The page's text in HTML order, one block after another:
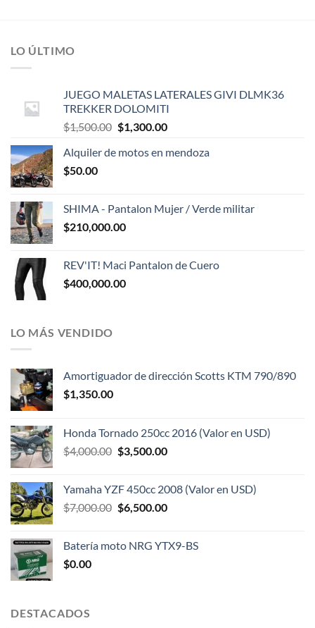
LO ÚLTIMO
JUEGO MALETAS LATERALES GIVI DLMK36
TREKKER DOLOMITI
$1,500.00 El
original
$1,300.00El
actual
Alquiler de motos en mendoza
$50.00
SHIMA - Pantalon Mujer / Verde militar
$210,000.00
REV'IT! Maci Pantalon de Cuero
$400,000.00
LO MÁS VENDIDO
Amortiguador de dirección Scotts KTM 790/890
$1,350.00
Honda Tornado 250cc 2016 (Valor en USD)
$4,000.00 El
era:
$4,000.00.
$3,500.00El
es:
$3,500.00.
Yamaha YZF 450cc 2008 (Valor en USD)
$7,000.00 El
era:
$6,500.00El
es:
Batería moto NRG YTX9-BS
$0.00
DESTACADOS